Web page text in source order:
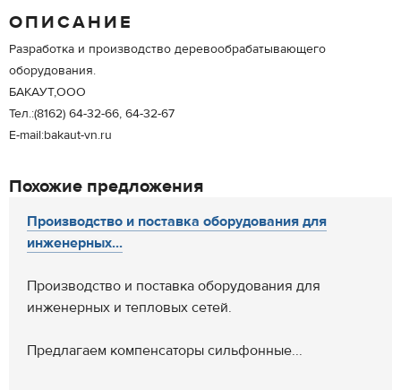
ОПИСАНИЕ
Разработка и производство деревообрабатывающего
оборудования.
БАКАУТ,ООО
Тел.:(8162) 64-32-66, 64-32-67
E-mail:bakaut-vn.ru
Похожие предложения
Производство и поставка оборудования для
инженерных...
Производство и поставка оборудования для
инженерных и тепловых сетей.
Предлагаем компенсаторы сильфонные...